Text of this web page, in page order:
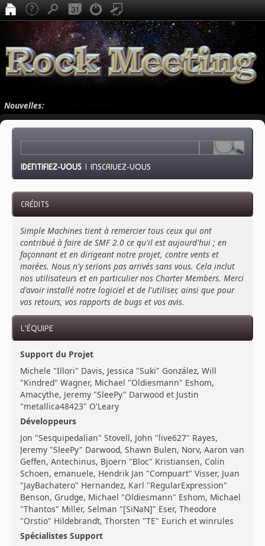
Nouvelles:
IDENTIFIEZ-VOUS |INSCRIVEZ-VOUS
CRÉDITS
Simple Machines tient à remercier tous ceux qui ont
contribué à faire de SMF 2.0 ce qu'il est aujourd'hui ; en
façonnant et en dirigeant notre projet, contre vents et
marées. Nous n'y serions pas arrivés sans vous. Cela inclut
nos utilisateurs et en particulier nos Charter Members. Merci
d'avoir installé notre logiciel et de l'utiliser, ainsi que pour
vos retours, vos rapports de bugs et vos avis.
L'ÉQUIPE
Support du Projet
Michele "Illori" Davis, Jessica "Suki" González, Will
"Kindred" Wagner, Michael "Oldiesmann" Eshom,
Amacythe, Jeremy "SleePy" Darwood et Justin
"metallica48423" O'Leary
Développeurs
Jon "Sesquipedalian" Stovell, John "live627" Rayes,
Jeremy "SleePy" Darwood, Shawn Bulen, Norv, Aaron van
Geffen, Antechinus, Bjoern "Bloc" Kristiansen, Colin
Schoen, emanuele, Hendrik Jan "Compuart" Visser, Juan
"JayBachatero" Hernandez, Karl "RegularExpression"
Benson, Grudge, Michael "Oldiesmann" Eshom, Michael
"Thantos" Miller, Selman "[SiNaN]" Eser, Theodore
"Orstio" Hildebrandt, Thorsten "TE" Eurich et winrules
Spécialistes Support